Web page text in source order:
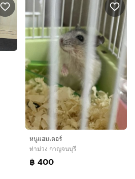
หนูแฮมเตอร์
ท่าม่วง กาญจนบุรี
฿ 400